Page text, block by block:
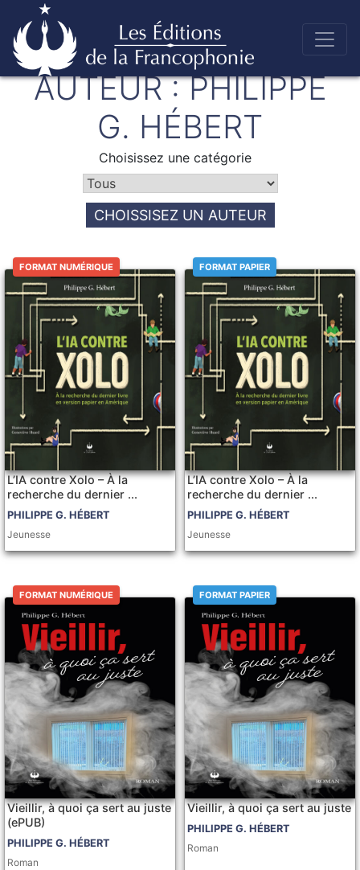
Skip
to
content
Éditions de la francophonie
AUTEUR :PHILIPPE
G. HÉBERT
Choisissez une catégorie
CHOISSISEZ UN AUTEUR
FORMAT NUMÉRIQUE
L’IA contre Xolo – À la
recherche du dernier ...
PHILIPPE G. HÉBERT
Jeunesse
FORMAT PAPIER
L’IA contre Xolo – À la
recherche du dernier ...
PHILIPPE G. HÉBERT
Jeunesse
FORMAT NUMÉRIQUE
Vieillir, à quoi ça sert au juste
(ePUB)
PHILIPPE G. HÉBERT
Roman
FORMAT PAPIER
Vieillir, à quoi ça sert au juste
PHILIPPE G. HÉBERT
Roman